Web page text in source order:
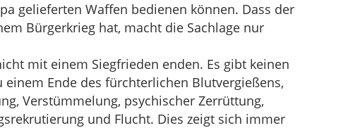
gelieferten Waffen bedienen können. Dass der
Bürgerkrieg hat, macht die Sachlage nur
mit einem Siegfrieden enden. Es gibt keinen
Ende des fürchterlichen Blutvergießens,
Verstümmelung, psychischer Zerrüttung,
und Flucht. Dies zeigt sich immer